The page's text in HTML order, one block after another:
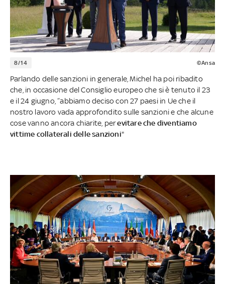
8/14 ©Ansa
Parlando delle sanzioni in generale, Michel ha poi ribadito
che, in occasione del Consiglio europeo che si è tenuto il 23
e il 24 giugno, “abbiamo deciso con 27 paesi in Ue che il
nostro lavoro vada approfondito sulle sanzioni e che alcune
cose vanno ancora chiarite, perevitare che diventiamo
vittime collaterali delle sanzioni"